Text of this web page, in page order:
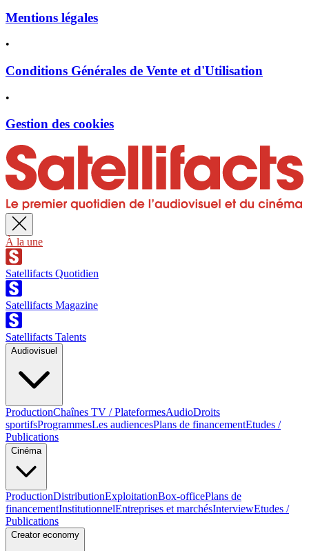
Mentions légales
•
Conditions Générales de Vente et d'Utilisation
•
Gestion des cookies
À la une
Satellifacts Quotidien
Satellifacts Magazine
Satellifacts Talents
Audiovisuel
ProductionChaînes TV / PlateformesAudioDroits
sportifsProgrammesLes audiencesPlans de financementEtudes /
Publications
Cinéma
ProductionDistributionExploitationBox-officePlans de
financementInstitutionnelEntreprises et marchésInterviewEtudes /
Publications
Creator economy